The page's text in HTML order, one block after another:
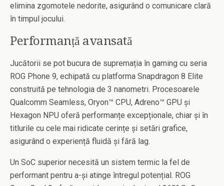
elimina zgomotele nedorite, asigurând o comunicare clară
în timpul jocului.
Performanță avansată
Jucătorii se pot bucura de supremația în gaming cu seria
ROG Phone 9, echipată cu platforma Snapdragon 8 Elite
construită pe tehnologia de 3 nanometri. Procesoarele
Qualcomm Seamless, Oryon™ CPU, Adreno™ GPU și
Hexagon NPU oferă performanțe excepționale, chiar și în
titlurile cu cele mai ridicate cerințe și setări grafice,
asigurând o experiență fluidă și fără lag.
Un SoC superior necesită un sistem termic la fel de
performant pentru a-și atinge întregul potențial. ROG